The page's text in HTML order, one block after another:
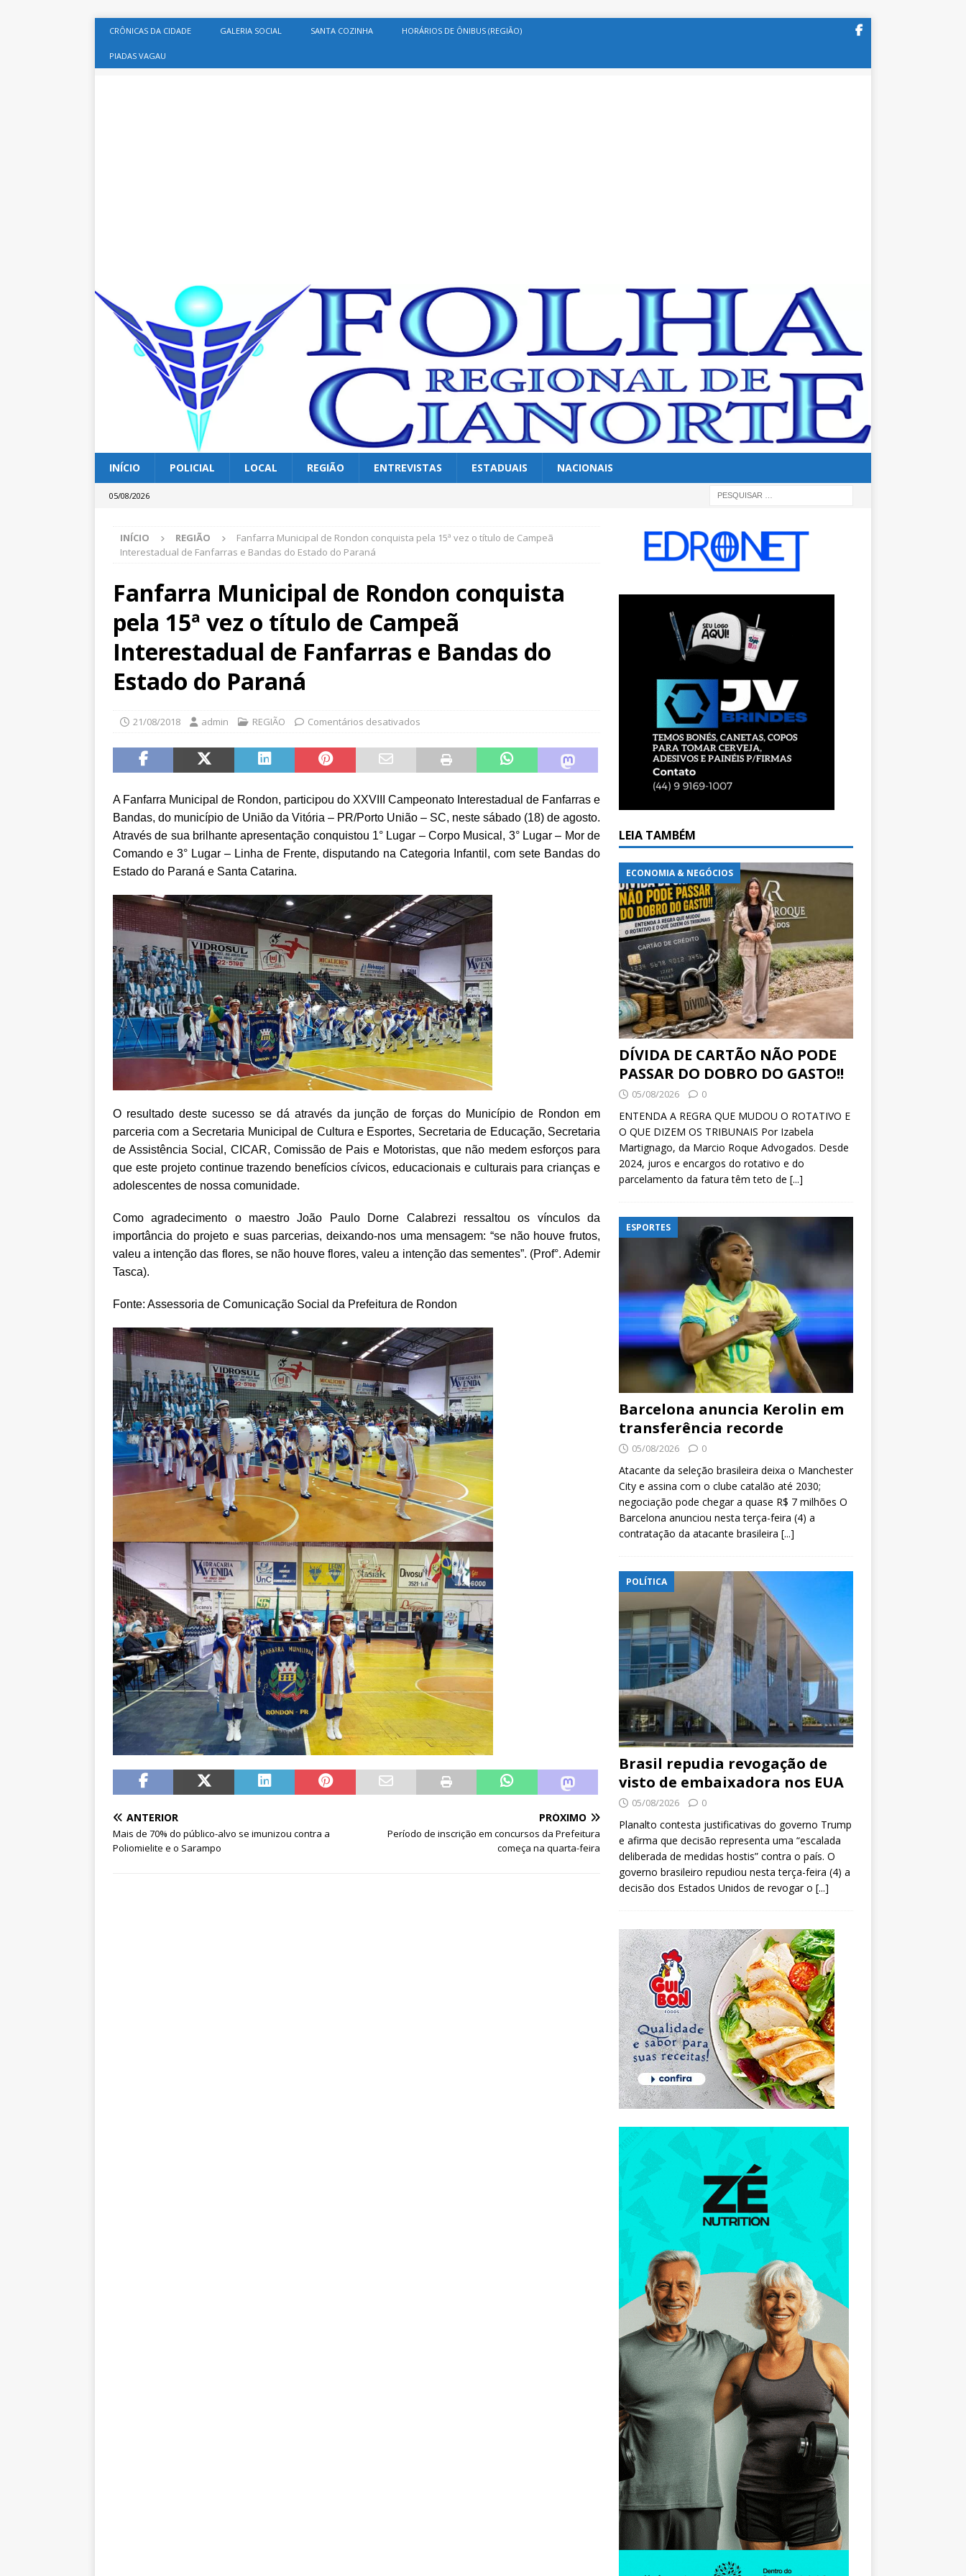
CRÔNICAS DA CIDADE GALERIA SOCIAL SANTA COZINHA HORÁRIOS DE ÔNIBUS (REGIÃO)
PIADAS VAGAU
INÍCIO POLICIAL LOCAL REGIÃO ENTREVISTAS ESTADUAIS NACIONAIS
05/08/2026
INÍCIO REGIÃO
Fanfarra Municipal de Rondon conquista pela 15ª vez o título de Campeã
Interestadual de Fanfarras e Bandas do Estado do Paraná
Fanfarra Municipal de Rondon conquista
pela 15ª vez o título de Campeã
Interestadual de Fanfarras e Bandas do
Estado do Paraná
21/08/2018 admin REGIÃO Comentários desativados
A Fanfarra Municipal de Rondon, participou do XXVIII Campeonato Interestadual de Fanfarras e
Bandas, do município de União da Vitória – PR/Porto União – SC, neste sábado (18) de agosto.
Através de sua brilhante apresentação conquistou 1° Lugar – Corpo Musical, 3° Lugar – Mor de
Comando e 3° Lugar – Linha de Frente, disputando na Categoria Infantil, com sete Bandas do
Estado do Paraná e Santa Catarina.
O resultado deste sucesso se dá através da junção de forças do Município de Rondon em
parceria com a Secretaria Municipal de Cultura e Esportes, Secretaria de Educação, Secretaria
de Assistência Social, CICAR, Comissão de Pais e Motoristas, que não medem esforços para
que este projeto continue trazendo benefícios cívicos, educacionais e culturais para crianças e
adolescentes de nossa comunidade.
Como agradecimento o maestro João Paulo Dorne Calabrezi ressaltou os vínculos da
importância do projeto e suas parcerias, deixando-nos uma mensagem: “se não houve frutos,
valeu a intenção das flores, se não houve flores, valeu a intenção das sementes”. (Prof°. Ademir
Tasca).
Fonte: Assessoria de Comunicação Social da Prefeitura de Rondon
ANTERIOR
Mais de 70% do público-alvo se imunizou contra a
Poliomielite e o Sarampo
PRÓXIMO
Período de inscrição em concursos da Prefeitura
começa na quarta-feira
LEIA TAMBÉM
ECONOMIA & NEGÓCIOS
DÍVIDA DE CARTÃO NÃO PODE
PASSAR DO DOBRO DO GASTO!!
05/08/2026 0
ENTENDA A REGRA QUE MUDOU O ROTATIVO E
O QUE DIZEM OS TRIBUNAIS Por Izabela
Martignago, da Marcio Roque Advogados. Desde
2024, juros e encargos do rotativo e do
parcelamento da fatura têm teto de [...]
ESPORTES
Barcelona anuncia Kerolin em
transferência recorde
05/08/2026 0
Atacante da seleção brasileira deixa o Manchester
City e assina com o clube catalão até 2030;
negociação pode chegar a quase R$ 7 milhões O
Barcelona anunciou nesta terça-feira (4) a
contratação da atacante brasileira [...]
POLÍTICA
Brasil repudia revogação de
visto de embaixadora nos EUA
05/08/2026 0
Planalto contesta justificativas do governo Trump
e afirma que decisão representa uma “escalada
deliberada de medidas hostis” contra o país. O
governo brasileiro repudiou nesta terça-feira (4) a
decisão dos Estados Unidos de revogar o [...]